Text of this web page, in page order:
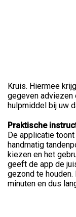
Kruis. Hiermee
gegeven adviezen
hulpmiddel bij uw
Praktische
De applicatie
handmatig
kiezen en het
geeft de app de
gezond te
minuten en dus